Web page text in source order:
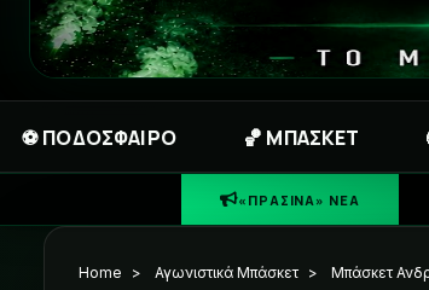
⚽ ΠΟΔΟΣΦΑΙΡΟ 🏀 ΜΠΑΣΚΕΤ
«ΠΡΑΣΙΝΑ» ΝΕΑ
Home > Αγωνιστικά Μπάσκετ > Μπάσκετ